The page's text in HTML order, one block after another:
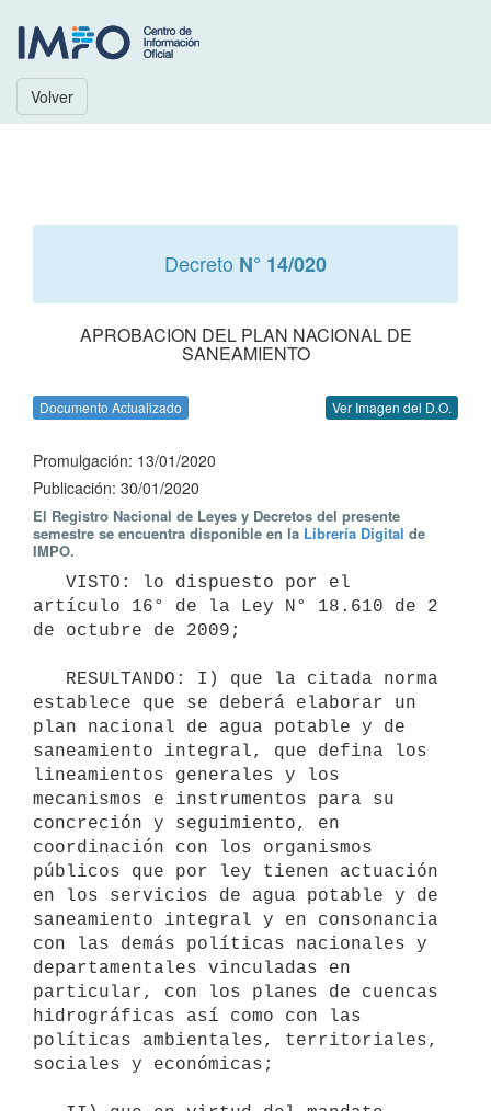
Volver
Decreto N° 14/020
APROBACION DEL PLAN NACIONAL DE
SANEAMIENTO
Documento Actualizado Ver Imagen del D.O.
Promulgación: 13/01/2020
Publicación: 30/01/2020
El Registro Nacional de Leyes y Decretos del presente
semestre se encuentra disponible en la Librería Digital de
IMPO.
artículo 16° de la Ley N° 18.610 de 2
de octubre de 2009;
establece que se deberá elaborar un
plan nacional de agua potable y de
saneamiento integral, que defina los
lineamientos generales y los
mecanismos e instrumentos para su
concreción y seguimiento, en
coordinación con los organismos
públicos que por ley tienen actuación
en los servicios de agua potable y de
saneamiento integral y en consonancia
con las demás políticas nacionales y
departamentales vinculadas en
particular, con los planes de cuencas
hidrográficas así como con las
políticas ambientales, territoriales,
sociales y económicas;